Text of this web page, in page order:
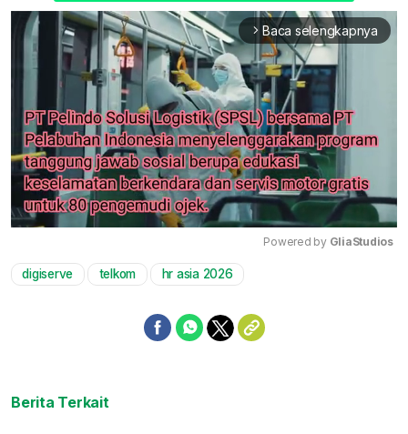
arrow_forward_ios Baca selengkapnya
Powered by GliaStudios
digiserve telkom hr asia 2026
Berita Terkait